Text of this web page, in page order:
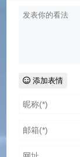
*ele
q-
}
void
if
添加表情